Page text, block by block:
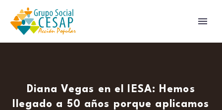
Diana Vegas en el IESA: Hemos
llegado a 50 años porque aplicamos